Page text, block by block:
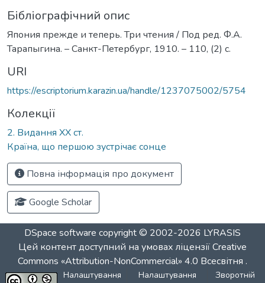
Бібліографічний опис
Япония прежде и теперь. Три чтения / Под ред. Ф.А.
Тарапыгина. – Санкт-Петербург, 1910. – 110, (2) с.
URI
https://escriptorium.karazin.ua/handle/1237075002/5754
Колекції
2. Видання ХХ ст.
Країна, що першою зустрічає сонце
Повна інформація про документ
Google Scholar
DSpace software copyright © 2002-2026 LYRASIS
Цей контент доступний на умовах ліцензіїCreative
Commons «Attribution-NonCommercial» 4.0 Всесвітня .
Налаштування
Налаштування
Зворотній